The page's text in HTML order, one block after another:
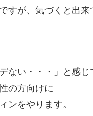
すが、気づくと出来
い・・・」と感じ
の方向けに
ンをやります。